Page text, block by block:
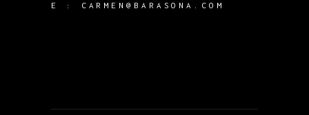
E : CARMEN@BARASONA.COM